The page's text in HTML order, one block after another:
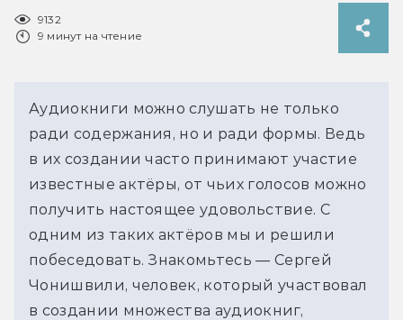
9132
9 минут на чтение
Аудиокниги можно слушать не только
ради содержания, но и ради формы. Ведь
в их создании часто принимают участие
известные актёры, от чьих голосов можно
получить настоящее удовольствие. С
одним из таких актёров мы и решили
побеседовать. Знакомьтесь — Сергей
Чонишвили, человек, который участвовал
в создании множества аудиокниг,